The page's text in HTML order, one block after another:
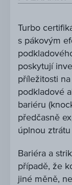
Turbo
s pákovým
poskytují
příležitosti
podkladové
bariéru
předčasně
úplnou
Bariéra a
případě, že
jiné měně,